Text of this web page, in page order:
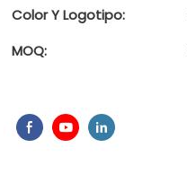
Color Y Logotipo:
MOQ: